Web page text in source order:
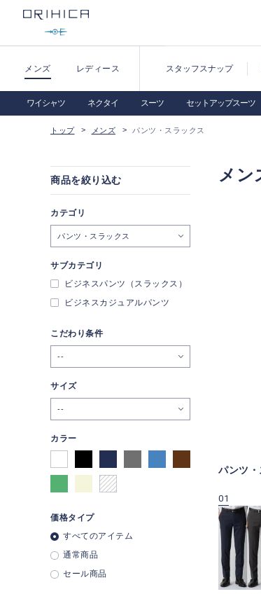
メンズ レディース スタッフスナップ
ワイシャツ ネクタイ スーツ セットアップスーツ
トップ メンズ パンツ・スラックス
メン
パンツ
01
商品を絞り込む
カテゴリ
パンツ・スラックス
サブカテゴリ
ビジネスパンツ（スラックス）
ビジネスカジュアルパンツ
こだわり条件
--
サイズ
--
カラー
価格タイプ
すべてのアイテム
通常商品
セール商品